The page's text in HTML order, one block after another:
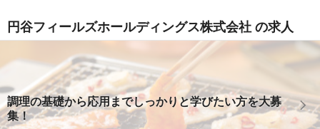
円谷フィールズホールディングス株式会社 の求人
調理の基礎から応用までしっかりと学びたい方を大募
集！